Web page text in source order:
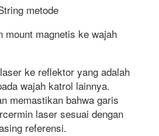
metode
magnetis ke wajah
ke reflektor yang adalah
wajah katrol lainnya.
memastikan bahwa garis
laser sesuai dengan
referensi.